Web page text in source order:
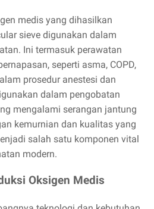
medis yang dihasilkan
sieve digunakan dalam
Ini termasuk perawatan
seperti asma, COPD,
prosedur anestesi dan
dalam pengobatan
mengalami serangan jantung
kemurnian dan kualitas yang
salah satu komponen vital
modern.
Oksigen Medis